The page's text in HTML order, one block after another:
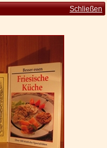
Schließen